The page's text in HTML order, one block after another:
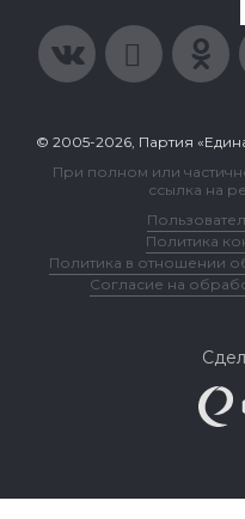
© 2005-2026, Партия
При полном или
ссылка на
Политика
Политика в отношении
Согласие на